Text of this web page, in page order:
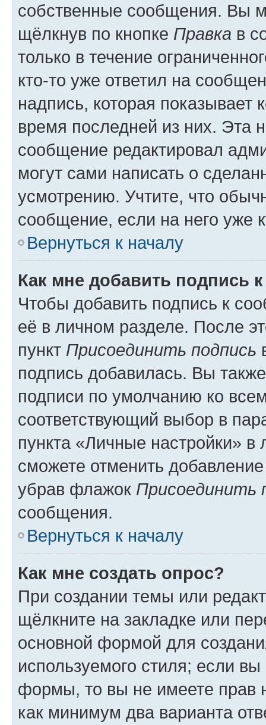
собственные сообщения. Вы
щёлкнув по кнопке Правка в
только в течение
кто-то уже ответил на
надпись, которая показывает
время последней из них. Эта
сообщение редактировал
могут сами написать о
усмотрению. Учтите, что
сообщение, если на него уже
Вернуться к началу
Как мне добавить подпись
Чтобы добавить подпись к
её в личном разделе. После
пункт Присоединить подпись
подпись добавилась. Вы
подписи по умолчанию ко
соответствующий выбор в
пункта «Личные настройки»
сможете отменить
убрав флажок Присоединить
сообщения.
Вернуться к началу
Как мне создать опрос?
При создании темы или
щёлкните на закладке или
основной формой для
используемого стиля; если
формы, то вы не имеете прав
как минимум два варианта